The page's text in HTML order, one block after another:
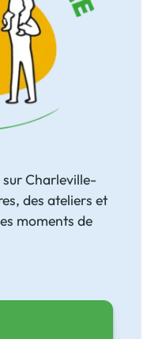
sur Charleville-
des ateliers et
moments de